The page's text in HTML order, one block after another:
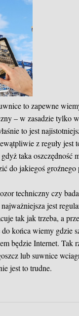
to zapewne
– w zasadzie tylko
to jest
z reguły jest
taka oszczędność
do jakiegoś groźnego
techniczny czy
jest
tak jak trzeba, a
końca wiemy gdzie
będzie Internet.
lub suwnice
jest to trudne.